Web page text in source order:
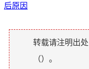
后原因
转载请注明出处
（）。